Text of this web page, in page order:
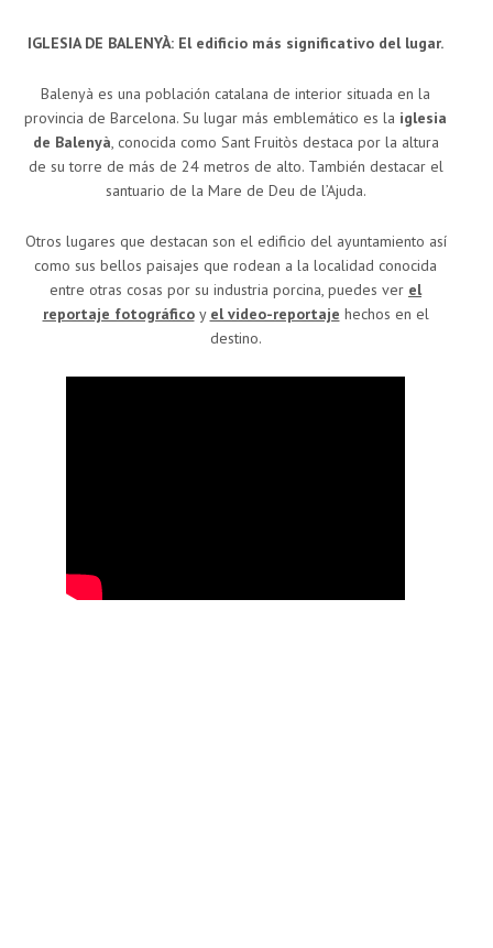
IGLESIA DE BALENYÀ: El edificio más significativo del lugar.
Balenyà es una población catalana de interior situada en la
provincia de Barcelona. Su lugar más emblemático es la iglesia
de Balenyà, conocida como Sant Fruitòs destaca por la altura
de su torre de más de 24 metros de alto. También destacar el
santuario de la Mare de Deu de l’Ajuda.
Otros lugares que destacan son el edificio del ayuntamiento así
como sus bellos paisajes que rodean a la localidad conocida
entre otras cosas por su industria porcina, puedes ver el
reportaje fotográficoy el video-reportaje hechos en el
destino.